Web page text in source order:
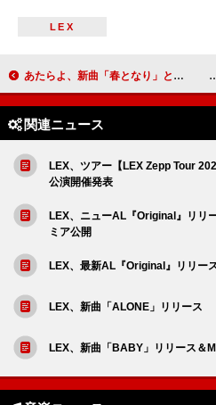
LEX
あたらよ、新曲「春となり」と劇場版『僕の心のヤバイやつ』のスペシャルMV公開
関連ニュース
LEX、ツアー【LEX Zepp Tour
公演開催発表
LEX、ニューAL『Original』リリ
ミア公開
LEX、最新AL『Original』リリー
LEX、新曲「ALONE」リリース
LEX、新曲「BABY」リリース＆